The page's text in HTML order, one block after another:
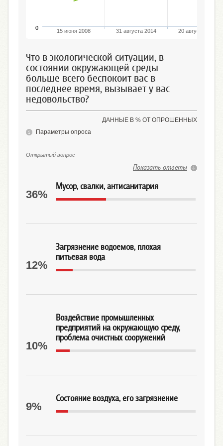
15 июня 2008 31 августа 2014 20 августа 2017
0
Что в экологической ситуации, в
состоянии окружающей среды
больше всего беспокоит вас в
последнее время, вызывает у вас
недовольство?
ДАННЫЕ В % ОТ ОПРОШЕННЫХ
Параметры опроса
Открытый вопрос
Показать ответы
Мусор, свалки, антисанитария
36%
Загрязнение водоемов, плохая
питьевая вода
12%
Воздействие промышленных
предприятий на окружающую среду,
проблема очистных сооружений
10%
Состояние воздуха, его загрязнение
9%